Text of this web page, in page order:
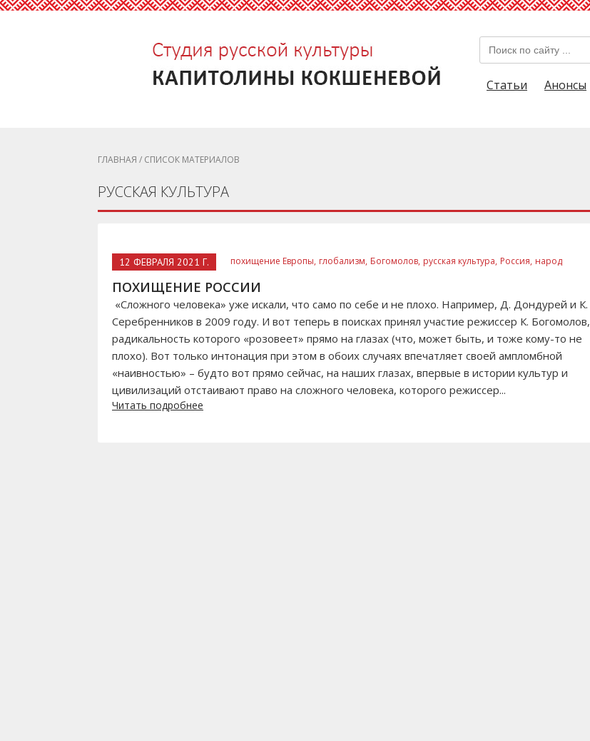
Статьи Анонсы
ГЛАВНАЯ / СПИСОК МАТЕРИАЛОВ
РУССКАЯ КУЛЬТУРА
12 ФЕВРАЛЯ 2021 Г. похищение Европы, глобализм, Богомолов, русская культура, Россия, народ
ПОХИЩЕНИЕ РОССИИ
«Сложного человека» уже искали, что само по себе и не плохо. Например, Д. Дондурей и К.
Серебренников в 2009 году. И вот теперь в поисках принял участие режиссер К. Богомолов,
радикальность которого «розовеет» прямо на глазах (что, может быть, и тоже кому-то не
плохо). Вот только интонация при этом в обоих случаях впечатляет своей ампломбной
«наивностью» – будто вот прямо сейчас, на наших глазах, впервые в истории культур и
цивилизаций отстаивают право на сложного человека, которого режиссер...
Читать подробнее